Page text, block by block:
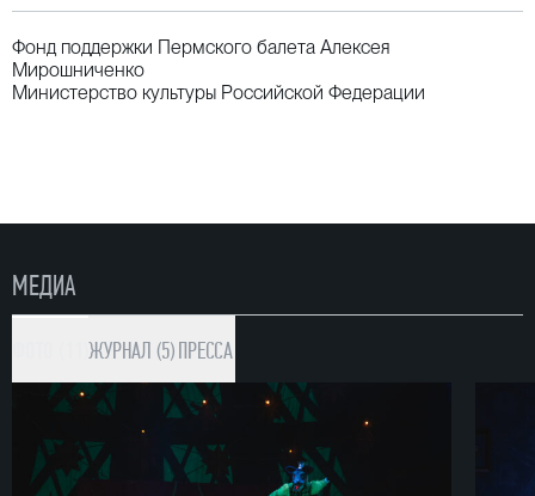
Фонд поддержки Пермского балета Алексея
Мирошниченко
Министерство культуры Российской Федерации
МЕДИА
ФОТО (11)ЖУРНАЛ (5)ПРЕССА